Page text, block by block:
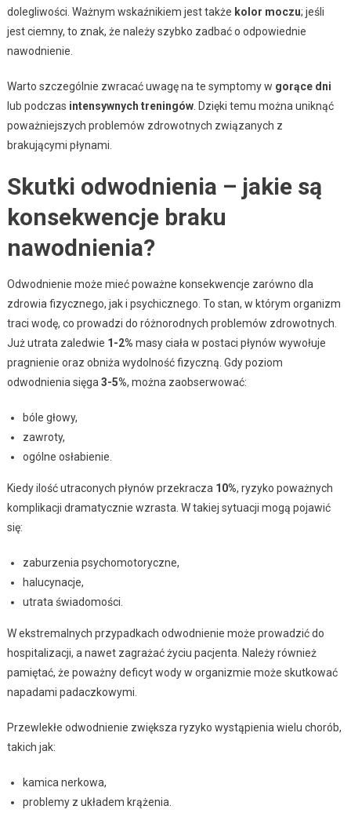
dolegliwości. Ważnym wskaźnikiem jest także kolor moczu; jeśli
jest ciemny, to znak, że należy szybko zadbać o odpowiednie
nawodnienie.
Warto szczególnie zwracać uwagę na te symptomy w gorące dni
lub podczas intensywnych treningów. Dzięki temu można uniknąć
poważniejszych problemów zdrowotnych związanych z
brakującymi płynami.
Skutki odwodnienia – jakie są
konsekwencje braku
nawodnienia?
Odwodnienie może mieć poważne konsekwencje zarówno dla
zdrowia fizycznego, jak i psychicznego. To stan, w którym organizm
traci wodę, co prowadzi do różnorodnych problemów zdrowotnych.
Już utrata zaledwie 1-2% masy ciała w postaci płynów wywołuje
pragnienie oraz obniża wydolność fizyczną. Gdy poziom
odwodnienia sięga 3-5%, można zaobserwować:
bóle głowy,
zawroty,
ogólne osłabienie.
Kiedy ilość utraconych płynów przekracza 10%, ryzyko poważnych
komplikacji dramatycznie wzrasta. W takiej sytuacji mogą pojawić
się:
zaburzenia psychomotoryczne,
halucynacje,
utrata świadomości.
W ekstremalnych przypadkach odwodnienie może prowadzić do
hospitalizacji, a nawet zagrażać życiu pacjenta. Należy również
pamiętać, że poważny deficyt wody w organizmie może skutkować
napadami padaczkowymi.
Przewlekłe odwodnienie zwiększa ryzyko wystąpienia wielu chorób,
takich jak:
kamica nerkowa,
problemy z układem krążenia.